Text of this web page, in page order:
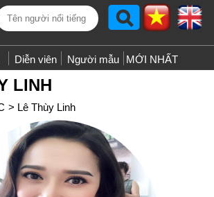
Diễn viên Người mẫu MỚI NHẤT
LINH
> Lê Thùy Linh